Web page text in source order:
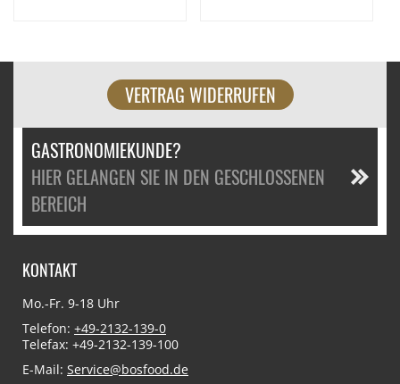
VERTRAG WIDERRUFEN
GASTRONOMIEKUNDE?
HIER GELANGEN SIE IN DEN GESCHLOSSENEN
BEREICH
KONTAKT
Mo.-Fr. 9-18 Uhr
Telefon: +49-2132-139-0
Telefax: +49-2132-139-100
E-Mail: Service@bosfood.de